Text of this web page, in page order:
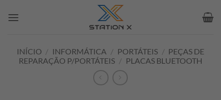
INÍCIO / INFORMÁTICA / PORTÁTEIS / PEÇAS DE
REPARAÇÃO P/PORTÁTEIS / PLACAS BLUETOOTH